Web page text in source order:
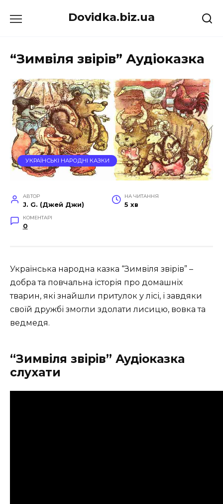
до
Dovidka.biz.ua
“Зимвіля звірів” Аудіоказка
УКРАЇНСЬКІ НАРОДНІ КАЗКИ
АВТОР
J. G. (Джей Джи)
НА ЧИТАННЯ
5 хв
КОМЕНТАРІ
0
Українська народна казка “Зимвіля звірів” –
добра та повчальна історія про домашніх
тварин, які знайшли притулок у лісі, і завдяки
своїй дружбі змогли здолати лисицю, вовка та
ведмедя.
“Зимвіля звірів” Аудіоказка
слухати